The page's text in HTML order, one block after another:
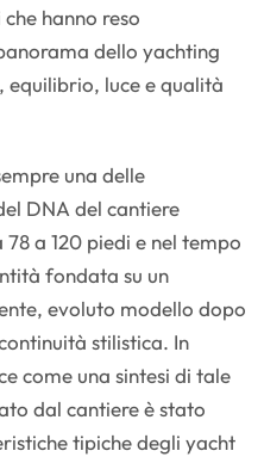
hanno reso
dello yachting
luce e qualità
una delle
DNA del cantiere
a 120 piedi e nel tempo
fondata su un
evoluto modello dopo
stilistica. In
come una sintesi di tale
dal cantiere è stato
tipiche degli yacht